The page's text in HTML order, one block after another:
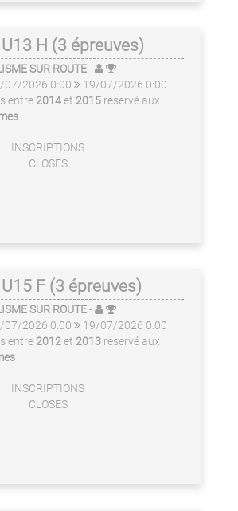
U13 H (3 épreuves)
SUR ROUTE-
07/2026 0:00
19/07/2026 0:00
entre 2014et 2015 réservé aux
INSCRIPTIONS
CLOSES
U15 F (3 épreuves)
SUR ROUTE-
07/2026 0:00
19/07/2026 0:00
entre 2012et 2013 réservé aux
INSCRIPTIONS
CLOSES